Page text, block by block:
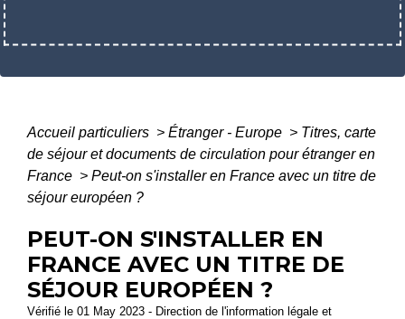
Accueil particuliers > Étranger - Europe > Titres, carte
de séjour et documents de circulation pour étranger en
France > Peut-on s'installer en France avec un titre de
séjour européen ?
PEUT-ON S'INSTALLER EN
FRANCE AVEC UN TITRE DE
SÉJOUR EUROPÉEN ?
Vérifié le 01 May 2023 - Direction de l'information légale et